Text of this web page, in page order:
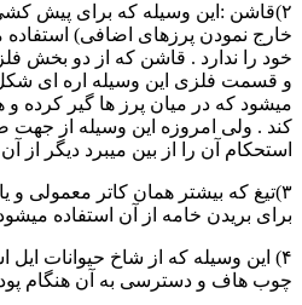
۲)قاشن :این وسیله که برای پیش
خارج نمودن پرزهای اضافی) استفاده
خود را ندارد . قاشن که از دو بخش
و قسمت فلزی این وسیله اره ای
میشود که در میان پرز ها گیر کرده
کند . ولی امروزه این وسیله از جهت
استحکام آن را از بین میبرد دیگر از
۳)تیغ که بیشتر همان کاتر معمولی
برای بریدن خامه از آن استفاده
۴) این وسیله که از شاخ حیوانات ایل
چوب هاف و دسترسی به آن هنگام